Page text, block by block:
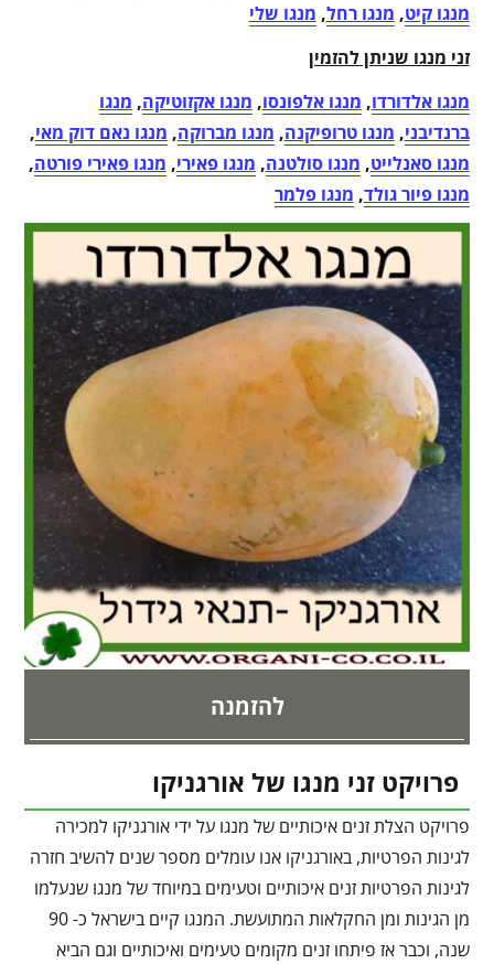
מנגו קיט, מנגו רחל, מנגו שלי
זני מנגו שניתן להזמין
מנגו אלדורדו, מנגו אלפונסו, מנגו אקזוטיקה, מנגו
ברנדיבני, מנגו טרופיקנה, מנגו מברוקה, מנגו נאם דוק מאי,
מנגו סאנלייט, מנגו סולטנה, מנגו פאירי, מנגו פאירי פורטה,
מנגו פיור גולד, מנגו פלמר
להזמנה
פרויקט זני מנגו של אורגניקו
פרויקט הצלת זנים איכותיים של מנגו על ידי אורגניקו למכירה
לגינות הפרטיות, באורגניקו אנו עומלים מספר שנים להשיב חזרה
לגינות הפרטיות זנים איכותיים וטעימים במיוחד של מנגו שנעלמו
מן הגינות ומן החקלאות המתועשת. המנגו קיים בישראל כ- 90
שנה, וכבר אז פיתחו זנים מקומים טעימים ואיכותיים וגם הביא